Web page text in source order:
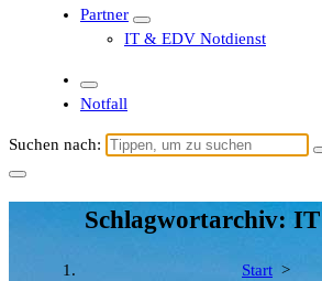
Partner
IT & EDV Notdienst
Notfall
Suchen nach:
Schlagwortarchiv:
Start >